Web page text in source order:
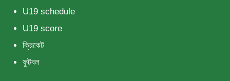
U19 schedule
U19 score
ক্রিকেট
ফুটবল